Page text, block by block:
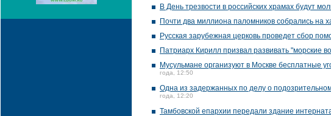
В День трезвости в российских храмах будут
Почти два миллиона паломников собрались на
Русская зарубежная церковь проведет сбор
Патриарх Кирилл призвал развивать "морские
Мусульмане организуют в Москве бесплатные
года, 12:50
Одна из задержанных по делу о
года, 12:20
Тамбовской епархии передали здание